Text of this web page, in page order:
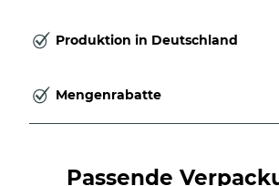
Produktion in Deutschland
Mengenrabatte
Passende